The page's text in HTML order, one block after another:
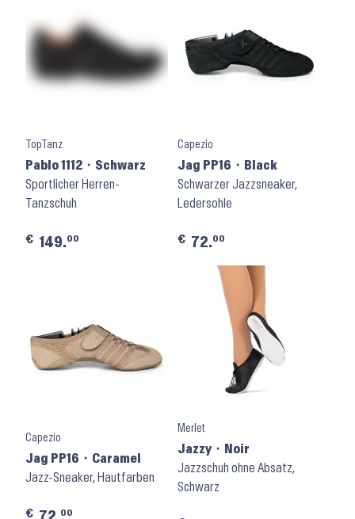
TopTanz
Pablo 1112 ⬝ Schwarz
Sportlicher Herren-
Tanzschuh
€ 149.00
Capezio
Jag PP16 ⬝ Black
Schwarzer Jazzsneaker,
Ledersohle
€ 72.00
Capezio
Jag PP16 ⬝ Caramel
Jazz-Sneaker, Hautfarben
€ 00
Merlet
Jazzy ⬝ Noir
Jazzschuh ohne Absatz,
Schwarz